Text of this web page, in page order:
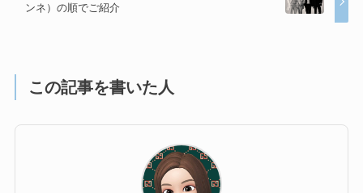
ンネ）の順でご紹介
この記事を書いた人